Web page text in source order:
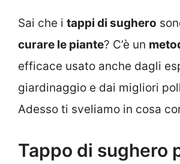
Sai che i tappi di sughero
curare le piante? C’è un
efficace usato anche dagli
giardinaggio e dai migliori
Adesso ti sveliamo in cosa
Tappo di sughero